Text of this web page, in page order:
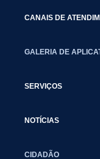
CANAIS DE
GALERIA DE
SERVIÇOS
NOTÍCIAS
CIDADÃO